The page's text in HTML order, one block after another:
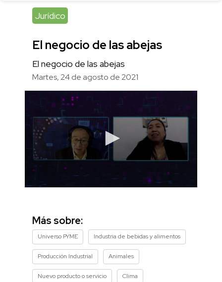
Jurídico
El negocio de las abejas
El negocio de las abejas
Martes, 24 de agosto de 2021
minutes,
55
seconds
Más sobre:
Universo PYME Industria de bebidas y alimentos
Producción Industrial Animales
Nuevo producto o servicio Clima